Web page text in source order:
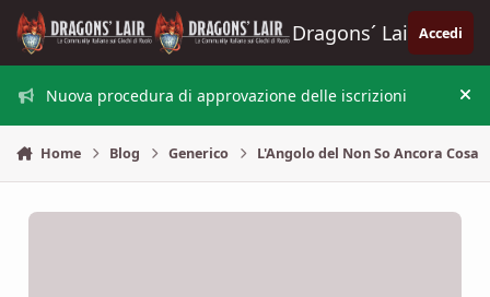
Vai al contenuto
Dragons´ Lair Accedi
Nuova procedura di approvazione delle iscrizioni
Home Blog Generico L'Angolo del Non So Ancora Cosa